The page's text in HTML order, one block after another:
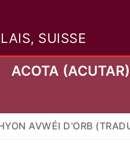
SUISSE
ACOTA (ACUTAR)
AVWÉI D'ORB